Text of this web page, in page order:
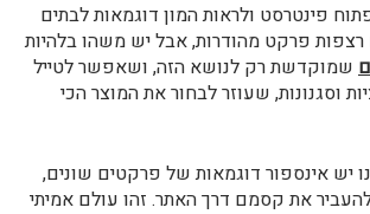
פינטרסט ולראות המון דוגמאות לבתים
פרקט מהודרות, אבל יש משהו בלהיות
שמוקדשת רק לנושא הזה, ושאפשר לטייל
וסגנונות, שעוזר לבחור את המוצר הכי
יש אינספור דוגמאות של פרקטים שונים,
את קסמם דרך האתר. זהו עולם אמיתי